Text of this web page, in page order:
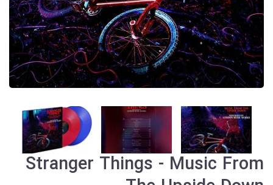
Stranger Things - Music From